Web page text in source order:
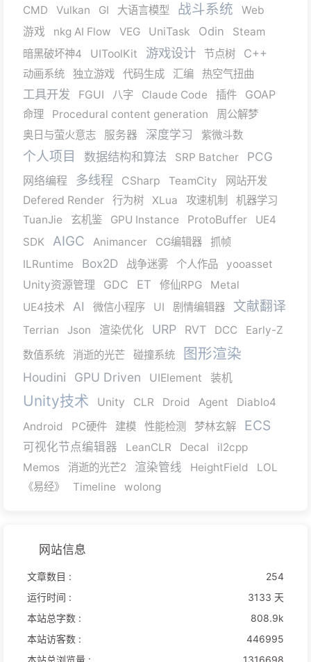
CMD Vulkan GI 大语言模型 战斗系统
Web
游戏
nkg AI Flow VEG UniTask Odin
Steam
暗黑破坏神4
UIToolKit 游戏设计 节点树 C++
动画系统 独立游戏 代码生成 汇编 热空气扭曲
工具开发 FGUI 八字 Claude Code 插件 GOAP
命理 Procedural content generation
周公解梦
奥日与萤火意志
服务器 深度学习 紫微斗数
个人项目 数据结构和算法 SRP Batcher PCG
网络编程 多线程 CSharp TeamCity
网站开发
Defered Render
行为树 XLua 攻速机制
机器学习
TuanJie
玄机鉴 GPU Instance ProtoBuffer
UE4
SDK
AIGC Animancer CG编辑器
抓帧
ILRuntime
Box2D 战争迷雾 个人作品 yooasset
Unity资源管理 GDC ET 修仙RPG
Metal
UE4技术
AI 微信小程序 UI 剧情编辑器 文献翻译
Terrian Json 渲染优化 URP RVT DCC
Early-Z
数值系统
消逝的光芒 碰撞系统 图形渲染
Houdini GPU Driven UIElement 装机
Unity技术 Unity CLR Droid Agent
Diablo4
Android
PC硬件 建模 性能检测 梦林玄解 ECS
可视化节点编辑器 LeanCLR Decal
il2cpp
Memos
消逝的光芒2 渲染管线 HeightField
LOL
《易经》
Timeline wolong
网站信息
文章数目 :
254
运行时间 :
3133 天
本站总字数 :
808.9k
本站访客数 :
446995